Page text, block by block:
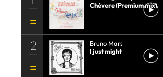
Chévere (Premium mix)
2
Bruno Mars
I just might